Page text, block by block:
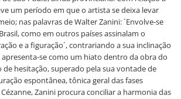
um período em que o artista se deixa levar
nas palavras de Walter Zanini: ´Envolve-se
como em outros países assinalam o
e a figuração´, contrariando a sua inclinação
se como um hiato dentro da obra do
hesitação, superado pela sua vontade de
espontânea, tônica geral das fases
Zanini procura conciliar a harmonia das